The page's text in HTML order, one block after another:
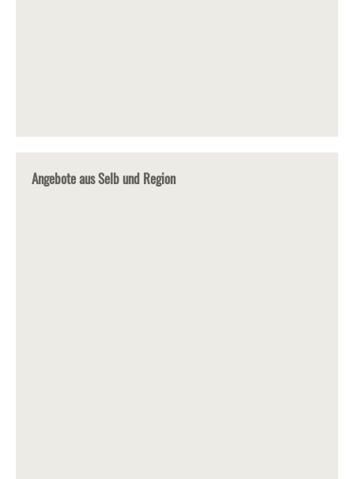
Angebote aus Selb und Region